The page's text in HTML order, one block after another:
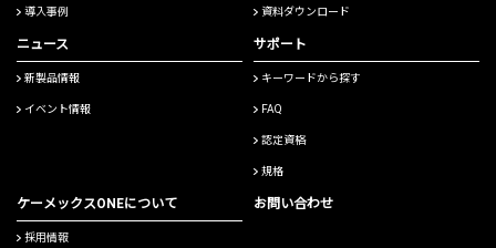
導入事例 資料ダウンロード
ニュース
新製品情報
イベント情報
サポート
キーワードから探す
FAQ
認定資格
規格
ケーメックスONEについて
採用情報
お問い合わせ